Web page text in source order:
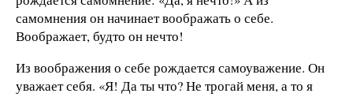
самомнения он начинает воображать о себе.
Воображает, будто он нечто!
Из воображения о себе рождается самоуважение. Он
уважает себя. «Я! Да ты что? Не трогай меня, а то я